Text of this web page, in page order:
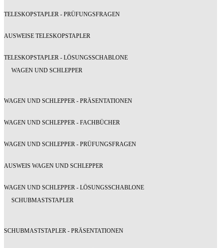
TELESKOPSTAPLER - PRÜFUNGSFRAGEN
AUSWEISE TELESKOPSTAPLER
TELESKOPSTAPLER - LÖSUNGSSCHABLONE
WAGEN UND SCHLEPPER
WAGEN UND SCHLEPPER - PRÄSENTATIONEN
WAGEN UND SCHLEPPER - FACHBÜCHER
WAGEN UND SCHLEPPER - PRÜFUNGSFRAGEN
AUSWEIS WAGEN UND SCHLEPPER
WAGEN UND SCHLEPPER - LÖSUNGSSCHABLONE
SCHUBMASTSTAPLER
SCHUBMASTSTAPLER - PRÄSENTATIONEN